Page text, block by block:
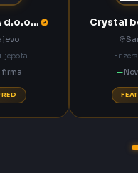
ANALITIKA d.o.o. Sarajevo
ljepota
firma